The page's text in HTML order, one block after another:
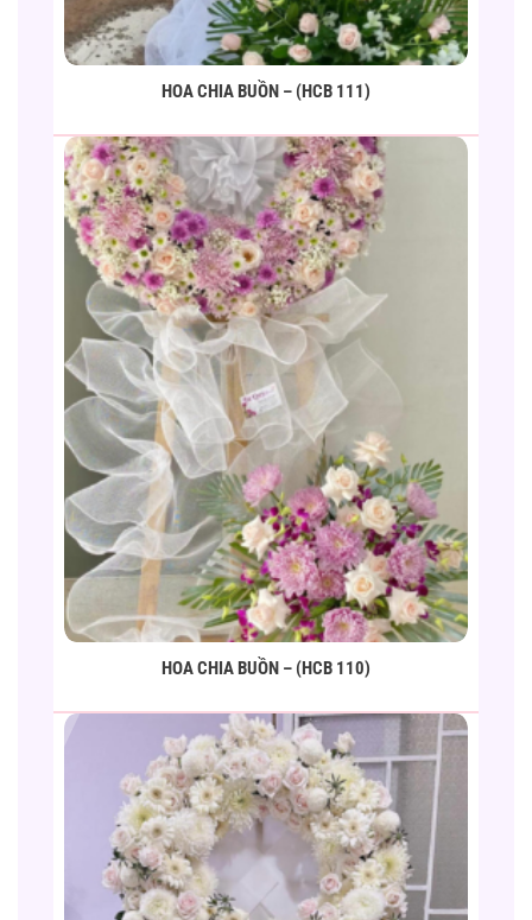
HOA CHIA BUỒN – (HCB 111)
HOA CHIA BUỒN – (HCB 110)